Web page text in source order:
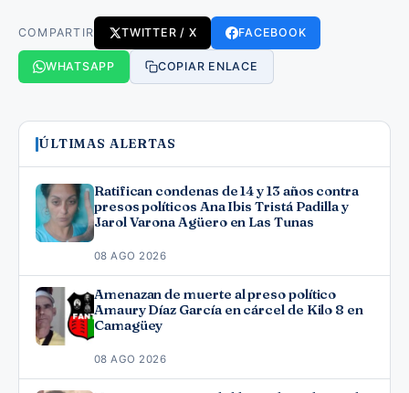
COMPARTIR TWITTER / X FACEBOOK
WHATSAPP COPIAR ENLACE
ÚLTIMAS ALERTAS
Ratifican condenas de 14 y 13 años contra
presos políticos Ana Ibis Tristá Padilla y
Jarol Varona Agüero en Las Tunas
08 AGO 2026
Amenazan de muerte al preso político
Amaury Díaz García en cárcel de Kilo 8 en
Camagüey
08 AGO 2026